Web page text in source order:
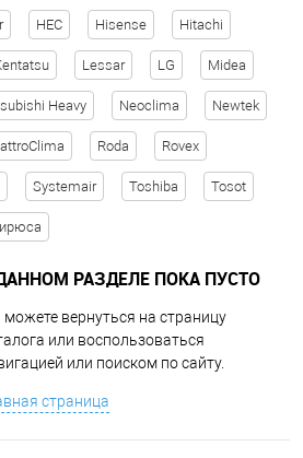
HEC Hisense Hitachi
Lessar LG Midea
Heavy Neoclima Newtek
Roda Rovex
Systemair Toshiba Tosot
РАЗДЕЛЕ ПОКА ПУСТО
вернуться на страницу
или воспользоваться
или поиском по сайту.
страница